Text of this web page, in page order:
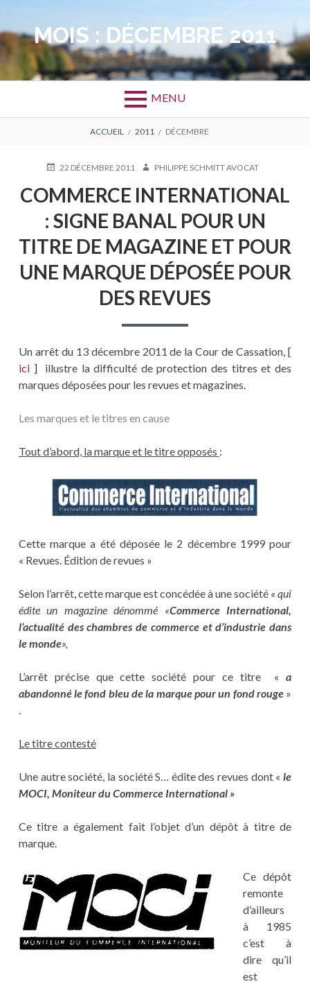
contenuMOIS : DÉCEMBRE 2011
MENU
D'ARIANE
ACCUEIL 2011 DÉCEMBRE
PUBLIÉ22 DÉCEMBRE 2011 AUTEURPHILIPPE SCHMITT AVOCAT
COMMERCE INTERNATIONAL
: SIGNE BANAL POUR UN
TITRE DE MAGAZINE ET POUR
UNE MARQUE DÉPOSÉE POUR
DES REVUES
Un arrêt du 13 décembre 2011 de la Cour de Cassation, [
ici] illustre la difficulté de protection des titres et des
marques déposées pour les revues et magazines.
Les marques et le titres en cause
Tout d’abord, la marque et le titre opposés :
Cette marque a été déposée le 2 décembre 1999 pour
« Revues. Édition de revues »
Selon l’arrêt, cette marque est concédée à une société «qui
édite un magazine dénommé «Commerce International,
l’actualité des chambres de commerce et d’industrie dans
le monde»,
L’arrêt précise que cette société pour ce titre «a
abandonné le fond bleu de la marque pour un fond rouge»
.
Le titre contesté
Une autre société, la société S… édite des revues dont «le
MOCI, Moniteur du Commerce International »
Ce titre a également fait l’objet d’un dépôt à titre de
marque.
Ce dépôt
remonte
d’ailleurs
à 1985
c’est à
dire qu’il
est